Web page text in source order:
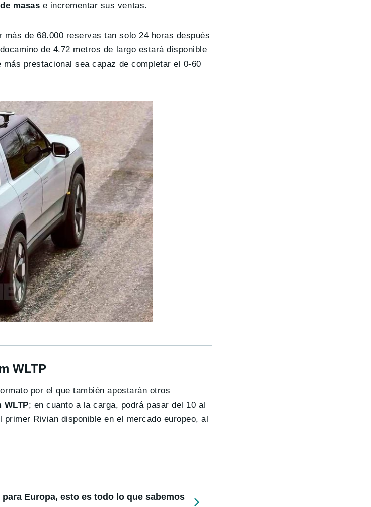
masas e incrementar sus ventas.
de 68.000 reservas tan solo 24 horas después
de 4.72 metros de largo estará disponible
prestacional sea capaz de completar el 0-60
WLTP
por el que también apostarán otros
WLTP; en cuanto a la carga, podrá pasar del 10 al
Rivian disponible en el mercado europeo, al
Europa, esto es todo lo que sabemos